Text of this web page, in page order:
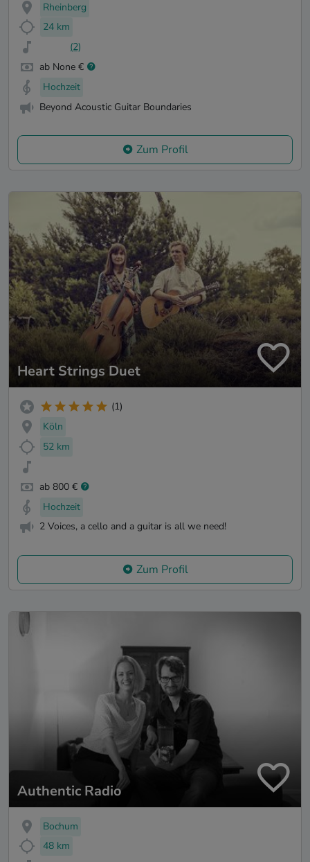
Rheinberg
24 km
(2)
ab None €
Hochzeit
Beyond Acoustic Guitar Boundaries
Zum Profil
Heart Strings Duet
(1)
Köln
52 km
ab 800 €
Hochzeit
2 Voices, a cello and a guitar is all we need!
Zum Profil
Authentic Radio
Bochum
48 km